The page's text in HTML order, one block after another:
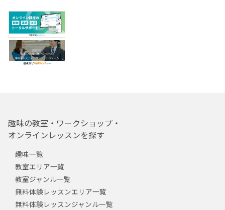
趣味の教室・ワークショップ・
オンラインレッスンを探す
趣味一覧
教室エリア一覧
教室ジャンル一覧
無料体験レッスンエリア一覧
無料体験レッスンジャンル一覧